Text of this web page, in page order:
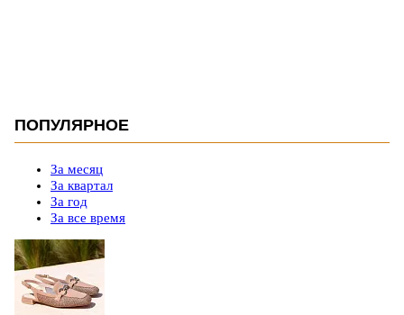
ПОПУЛЯРНОЕ
За месяц
За квартал
За год
За все время